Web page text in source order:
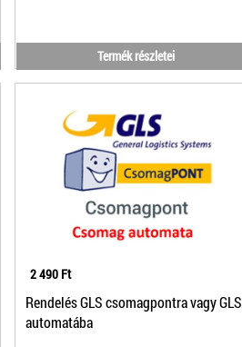
Termék részletei
2 490 Ft
Rendelés GLS csomagpontra vagy GLS
automatába